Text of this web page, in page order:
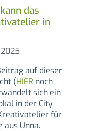
das
in
auf dieser
(HIER noch
sich ein
in der City
für
aus Unna.